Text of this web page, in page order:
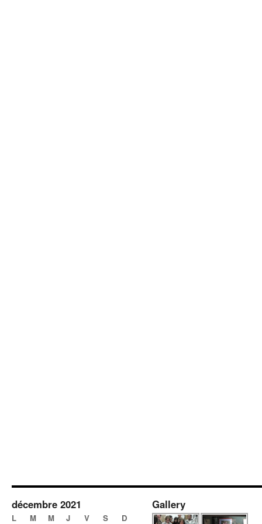
décembre 2021
L M M J V S D
Gallery